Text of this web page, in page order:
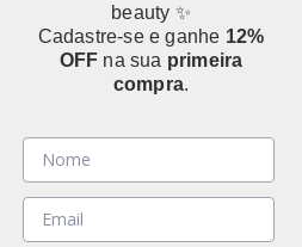
beauty ✨
Cadastre-se e ganhe 12%
OFF na sua primeira
compra.